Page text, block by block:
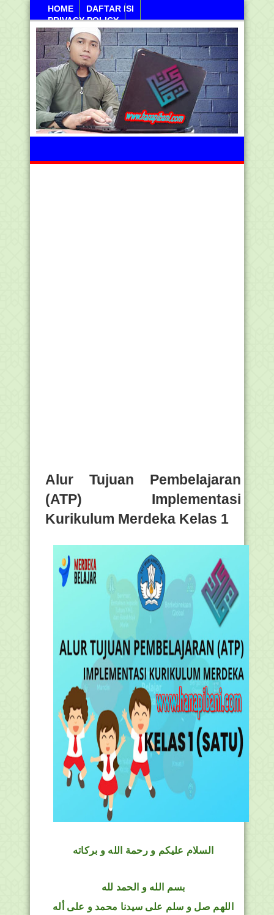
HOME
DAFTAR ISI
PRIVACY POLICY
Jumahat, 07 Agustus 2026
Alur Tujuan Pembelajaran
(ATP) Implementasi
Kurikulum Merdeka Kelas 1
السلام عليكم و رحمة الله و بركاته
بسم الله و الحمد لله
اللهم صل و سلم على سيدنا محمد و على أله